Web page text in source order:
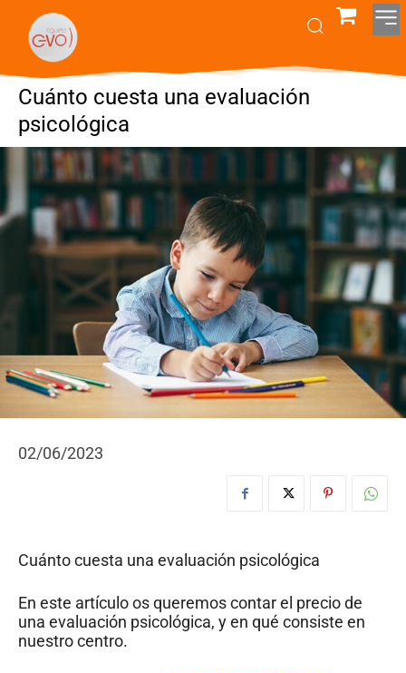
Cuánto cuesta una evaluación
psicológica
02/06/2023
Cuánto cuesta una evaluación psicológica
En este artículo os queremos contar el precio de
una evaluación psicológica, y en qué consiste en
nuestro centro.